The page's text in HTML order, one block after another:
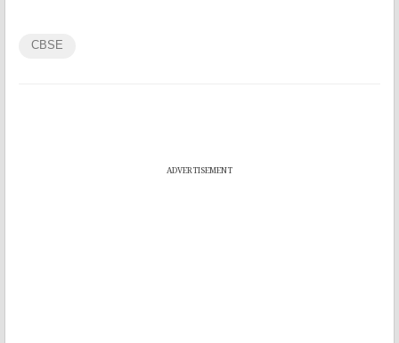
CBSE
ADVERTISEMENT